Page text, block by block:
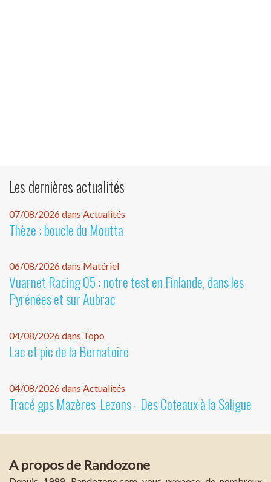
Les dernières actualités
07/08/2026 dans Actualités
Thèze : boucle du Moutta
06/08/2026 dans Matériel
Vuarnet Racing 05 : notre test en Finlande, dans les
Pyrénées et sur Aubrac
04/08/2026 dans Topo
Lac et pic de la Bernatoire
04/08/2026 dans Actualités
Tracé gps Mazères-Lezons - Des Coteaux à la Saligue
A propos de Randozone